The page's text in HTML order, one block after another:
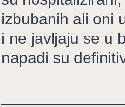
izbubanih ali oni
i ne javljaju se u
napadi su